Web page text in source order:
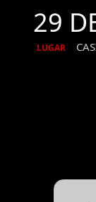
29
LUGAR